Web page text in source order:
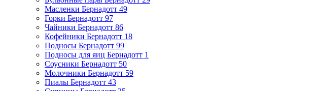
Масленки Бернадотт 49
Горки Бернадотт 97
Чайники Бернадотт 86
Кофейники Бернадотт 18
Подносы Бернадотт 99
Подносы для яиц Бернадотт 1
Соусники Бернадотт 50
Молочники Бернадотт 59
Пиалы Бернадотт 43